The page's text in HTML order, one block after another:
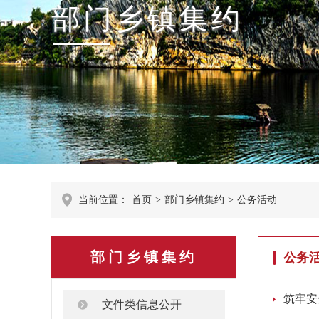
部门乡镇集约
当前位置： 首页 > 部门乡镇集约 > 公务活动
部门乡镇集约
文件类信息公开
公务